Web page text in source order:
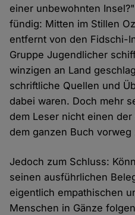
einer unbewohnten
fündig: Mitten im Stillen
entfernt von den Fidschi-
Gruppe Jugendlicher
winzigen an Land
schriftliche Quellen und
dabei waren. Doch mehr
dem Leser nicht einen
dem ganzen Buch vorweg
Jedoch zum Schluss:
seinen ausführlichen
eigentlich empathischen
Menschen in Gänze